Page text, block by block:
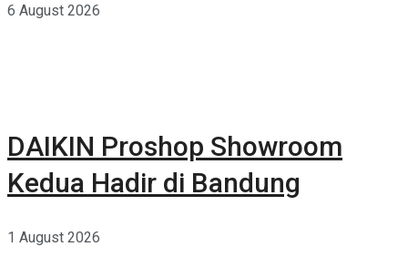
6 August 2026
DAIKIN Proshop Showroom
Kedua Hadir di Bandung
1 August 2026